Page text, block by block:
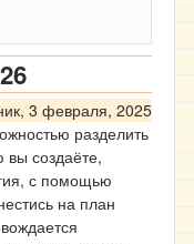
3 февраля, 2025
разделить
создаёте,
с помощью
на план